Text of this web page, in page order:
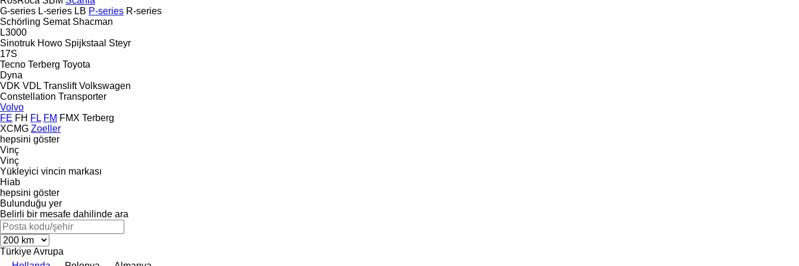
G-series L-series LB P-series R-series
Schörling Semat Shacman
L3000
Sinotruk Howo Spijkstaal Steyr
17S
Tecno Terberg Toyota
Dyna
VDK VDL Translift Volkswagen
Constellation Transporter
Volvo
FE FH FL FM FMX Terberg
XCMG Zoeller
hepsini göster
Vinç
Vinç
Yükleyici vincin markası
Hiab
hepsini göster
Bulunduğu yer
Belirli bir mesafe dahilinde ara
TürkiyeAvrupa